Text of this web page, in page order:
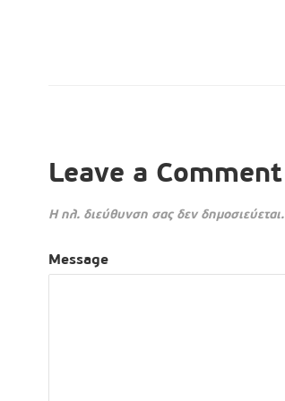
Leave a Comment
Η ηλ. διεύθυνση σας δεν δημοσιεύεται.
Message